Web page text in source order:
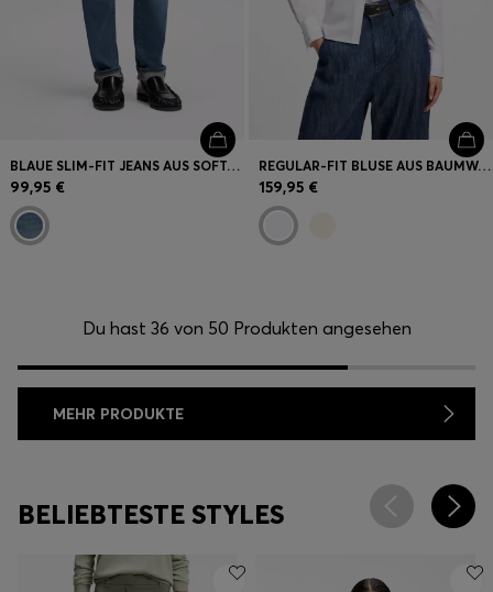
BLAUE SLIM-FIT JEANS AUS SOFT-MOTION-DENIM
99,95 €
REGULAR-FIT BLUSE AUS BAUMWOLL-POPELINE MIT VERDECKTER KNOPFLEISTE
159,95 €
Du hast 36 von 50 Produkten angesehen
MEHR PRODUKTE
BELIEBTESTE STYLES